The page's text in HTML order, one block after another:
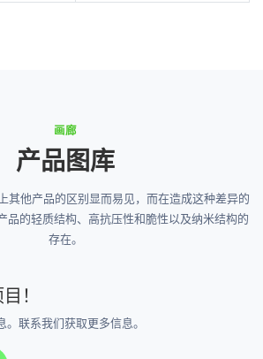
画廊
产品图库
其他产品的区别显而易见，而在造成这种差异的
品的轻质结构、高抗压性和脆性以及纳米结构的
存在。
！
联系我们获取更多信息。